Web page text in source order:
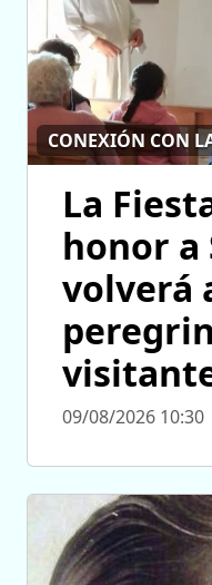
CONEXIÓN CON
La
honor a
volverá
09/08/2026 10:30